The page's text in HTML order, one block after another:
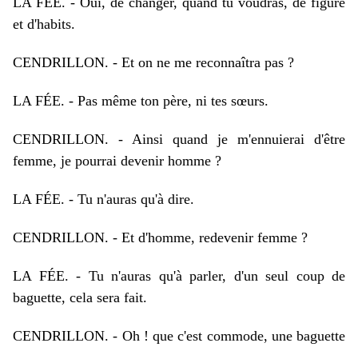
et d'habits.
CENDRILLON. - Et on ne me reconnaîtra pas ?
LA FÉE. - Pas même ton père, ni tes sœurs.
CENDRILLON. - Ainsi quand je m'ennuierai d'être
femme, je pourrai devenir homme ?
LA FÉE. - Tu n'auras qu'à dire.
CENDRILLON. - Et d'homme, redevenir femme ?
LA FÉE. - Tu n'auras qu'à parler, d'un seul coup de
baguette, cela sera fait.
CENDRILLON. - Oh ! que c'est commode, une baguette